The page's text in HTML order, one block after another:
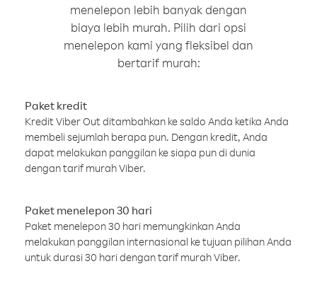
menelepon lebih banyak dengan
biaya lebih murah. Pilih dari opsi
menelepon kami yang fleksibel dan
bertarif murah:
Paket kredit
Kredit Viber Out ditambahkan ke saldo Anda ketika Anda
membeli sejumlah berapa pun. Dengan kredit, Anda
dapat melakukan panggilan ke siapa pun di dunia
dengan tarif murah Viber.
Paket menelepon 30 hari
Paket menelepon 30 hari memungkinkan Anda
melakukan panggilan internasional ke tujuan pilihan Anda
untuk durasi 30 hari dengan tarif murah Viber.